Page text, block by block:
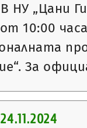
В НУ „Цани
от 10:00
За
24.11.2024